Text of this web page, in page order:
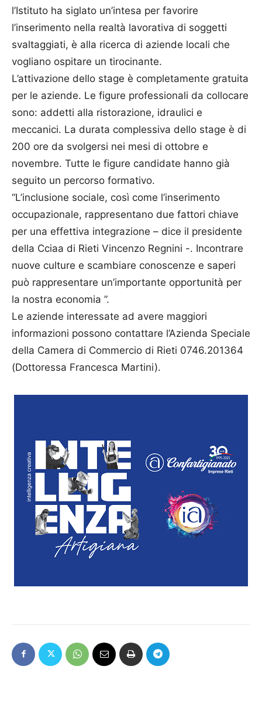
l’Istituto ha siglato un’intesa per favorire
l’inserimento nella realtà lavorativa di soggetti
svaltaggiati, è alla ricerca di aziende locali che
vogliano ospitare un tirocinante.
L’attivazione dello stage è completamente gratuita
per le aziende. Le figure professionali da collocare
sono: addetti alla ristorazione, idraulici e
meccanici. La durata complessiva dello stage è di
200 ore da svolgersi nei mesi di ottobre e
novembre. Tutte le figure candidate hanno già
seguito un percorso formativo.
“L’inclusione sociale, così come l’inserimento
occupazionale, rappresentano due fattori chiave
per una effettiva integrazione – dice il presidente
della Cciaa di Rieti Vincenzo Regnini -. Incontrare
nuove culture e scambiare conoscenze e saperi
può rappresentare un’importante opportunità per
la nostra economia ”.
Le aziende interessate ad avere maggiori
informazioni possono contattare l’Azienda Speciale
della Camera di Commercio di Rieti 0746.201364
(Dottoressa Francesca Martini).